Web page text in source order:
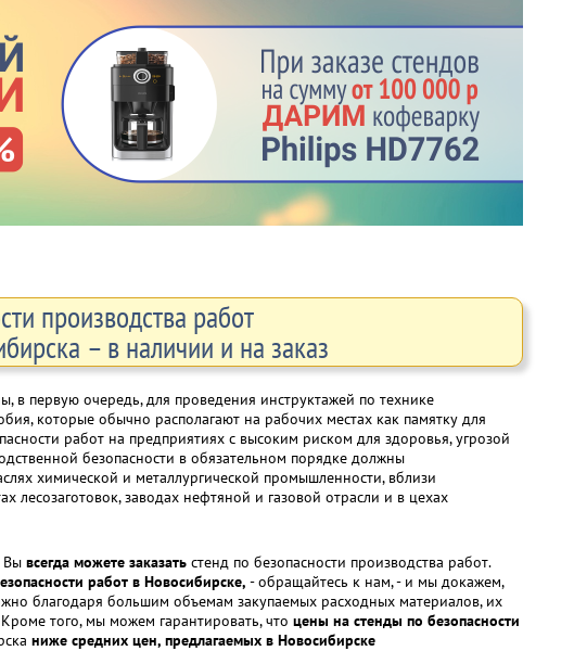
производства работ
– в наличии и на заказ
в первую очередь, для проведения инструктажей по технике
которые обычно располагают на рабочих местах как памятку для
работ на предприятиях с высоким риском для здоровья, угрозой
безопасности в обязательном порядке должны
химической и металлургической промышленности, вблизи
лесозаготовок, заводах нефтяной и газовой отрасли и в цехах
Вы всегда можете заказать стенд по безопасности производства работ.
работ в Новосибирске, - обращайтесь к нам, - и мы докажем,
благодаря большим объемам закупаемых расходных материалов, их
того, мы можем гарантировать, что цены на стенды по безопасности
ниже средних цен, предлагаемых в Новосибирске